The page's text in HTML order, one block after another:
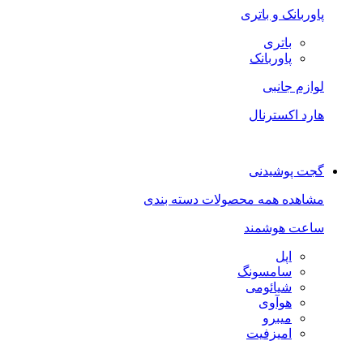
پاوربانک و باتری
باتری
پاوربانک
لوازم جانبی
هارد اکسترنال
گجت پوشیدنی
مشاهده همه محصولات دسته بندی
ساعت هوشمند
اپل
سامسونگ
شیائومی
هوآوی
میبرو
امیزفیت